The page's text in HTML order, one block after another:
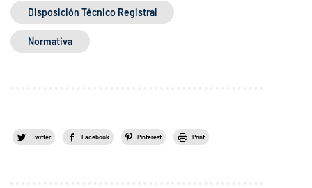
Disposición Técnico Registral
Normativa
Twitter Facebook Pinterest Print